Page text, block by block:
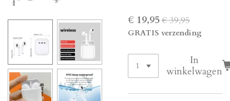
€ 19,95€ 39,95
GRATIS verzending
In
winkelwagen